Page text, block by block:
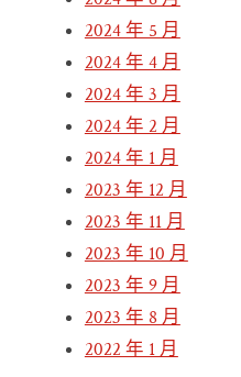
2024 年 5 月
2024 年 4 月
2024 年 3 月
2024 年 2 月
2024 年 1 月
2023 年 12 月
2023 年 11 月
2023 年 10 月
2023 年 9 月
2023 年 8 月
2022 年 1 月